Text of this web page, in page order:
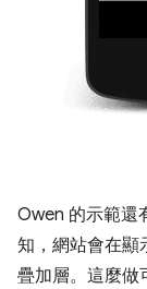
Owen 的示範還
知，網站會在顯
疊加層。這麼做